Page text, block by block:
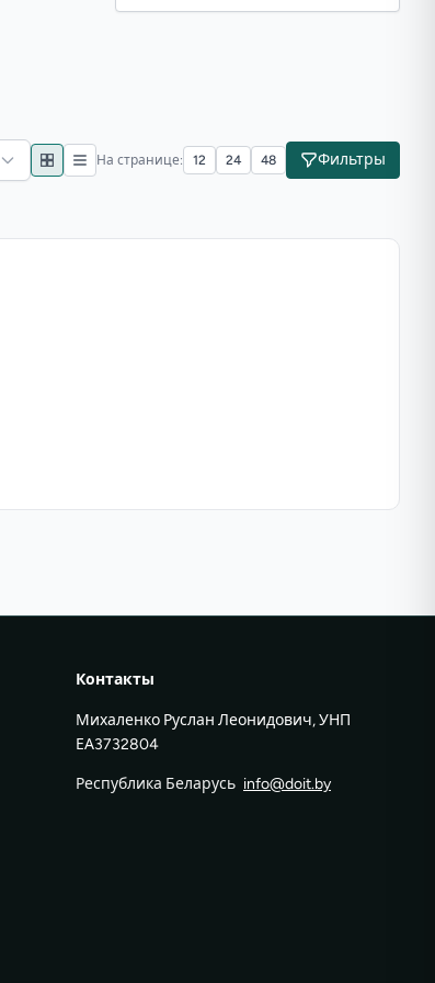
На странице: 12 24 48 Фильтры
Контакты
Михаленко Руслан Леонидович, УНП
ЕА3732804
Республика Беларусь info@doit.by